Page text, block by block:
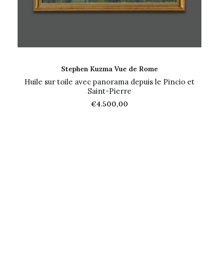
AJOUTER AU PANIER
Stephen Kuzma Vue de Rome
Huile sur toile avec panorama depuis le Pincio et
Saint-Pierre
€4.500,00